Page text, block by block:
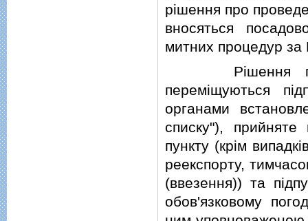
рiшення про
вносяться
митних процедур
Рiшення про
перемiщуються
органами
списку"),
пункту (крiм
реекспорту,
(ввезення)) та
обов'язковому